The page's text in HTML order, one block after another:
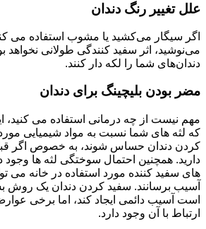
علل تغییر رنگ دندان
اگر سیگار می‌کشید یا مشوب استفاده می
می‌نوشید، اثر سفید کنندگی طولانی نخواهد
دندان‌های شما را لکه دار کنند.
مضر بودن بلیچینگ برای دندان
مهم نیست از چه درمانی استفاده می کنید،
که لثه های شما نسبت به مواد شیمیایی مورد
کردن دندان حساس شوند، به خصوص اگر
دارید. همچنین احتمال سوختگی لثه ها وجود
های سفید کننده مورد استفاده در خانه می
آسیب برسانند. سفید کردن دندان یک روش
است آسیب دائمی ایجاد کند، اما برخی
ارتباط با آن وجود دارد.